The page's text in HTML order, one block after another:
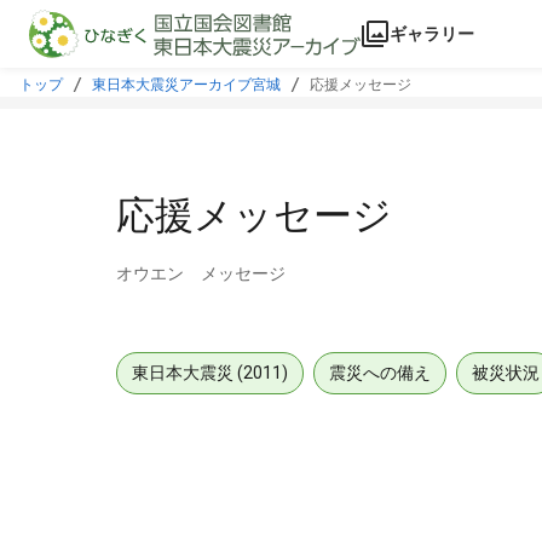
本文に飛ぶ
ギャラリー
トップ 東日本大震災アーカイブ宮城 応援メッセージ
応援メッセージ
オウエン メッセージ
東日本大震災 (2011) 震災への備え 被災状況